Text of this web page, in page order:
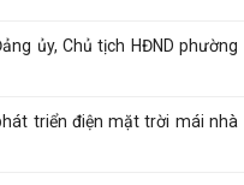
ủy, Chủ tịch HĐND phường
triển điện mặt trời mái nhà